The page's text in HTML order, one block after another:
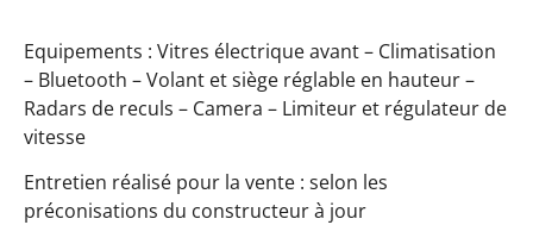
Equipements : Vitres électrique avant – Climatisation
– Bluetooth – Volant et siège réglable en hauteur –
Radars de reculs – Camera – Limiteur et régulateur de
vitesse
Entretien réalisé pour la vente : selon les
préconisations du constructeur à jour